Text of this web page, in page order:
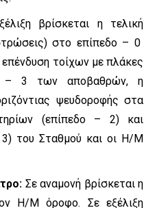
βρίσκεται η τελική
στο επίπεδο – 0
τοίχων με πλάκες
– 3 των αποβαθρών, η
ψευδοροφής στα
(επίπεδο – 2) και
του Σταθμού και οι Η/Μ
Σε αναμονή βρίσκεται η
Η/Μ όροφο. Σε εξέλιξη